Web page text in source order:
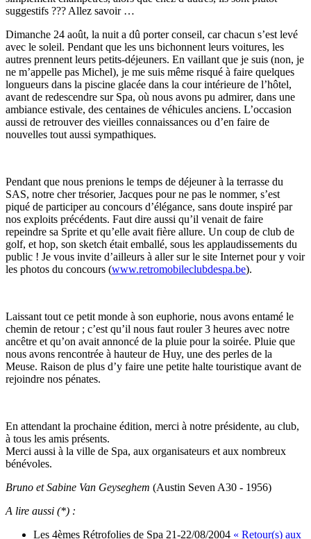
suggestifs ??? Allez savoir …
Dimanche 24 août, la nuit a dû porter conseil, car chacun s’est levé
avec le soleil. Pendant que les uns bichonnent leurs voitures, les
autres prennent leurs petits-déjeuners. En vaillant que je suis (non, je
ne m’appelle pas Michel), je me suis même risqué à faire quelques
longueurs dans la piscine glacée dans la cour intérieure de l’hôtel,
avant de redescendre sur Spa, où nous avons pu admirer, dans une
ambiance estivale, des centaines de véhicules anciens. L’occasion
aussi de retrouver des vieilles connaissances ou d’en faire de
nouvelles tout aussi sympathiques.
Pendant que nous prenions le temps de déjeuner à la terrasse du
SAS, notre cher trésorier, Jacques pour ne pas le nommer, s’est
piqué de participer au concours d’élégance, sans doute inspiré par
nos exploits précédents. Faut dire aussi qu’il venait de faire
repeindre sa Sprite et qu’elle avait fière allure. Un coup de club de
golf, et hop, son sketch était emballé, sous les applaudissements du
public ! Je vous invite d’ailleurs à aller sur le site Internet pour y voir
les photos du concours (www.retromobileclubdespa.be).
Laissant tout ce petit monde à son euphorie, nous avons entamé le
chemin de retour ; c’est qu’il nous faut rouler 3 heures avec notre
ancêtre et qu’on avait annoncé de la pluie pour la soirée. Pluie que
nous avons rencontrée à hauteur de Huy, une des perles de la
Meuse. Raison de plus d’y faire une petite halte touristique avant de
rejoindre nos pénates.
En attendant la prochaine édition, merci à notre présidente, au club,
à tous les amis présents.
Merci aussi à la ville de Spa, aux organisateurs et aux nombreux
bénévoles.
Bruno et Sabine Van Geyseghem (Austin Seven A30 - 1956)
A lire aussi (*) :
Les 4èmes Rétrofolies de Spa 21-22/08/2004 « Retour(s) aux